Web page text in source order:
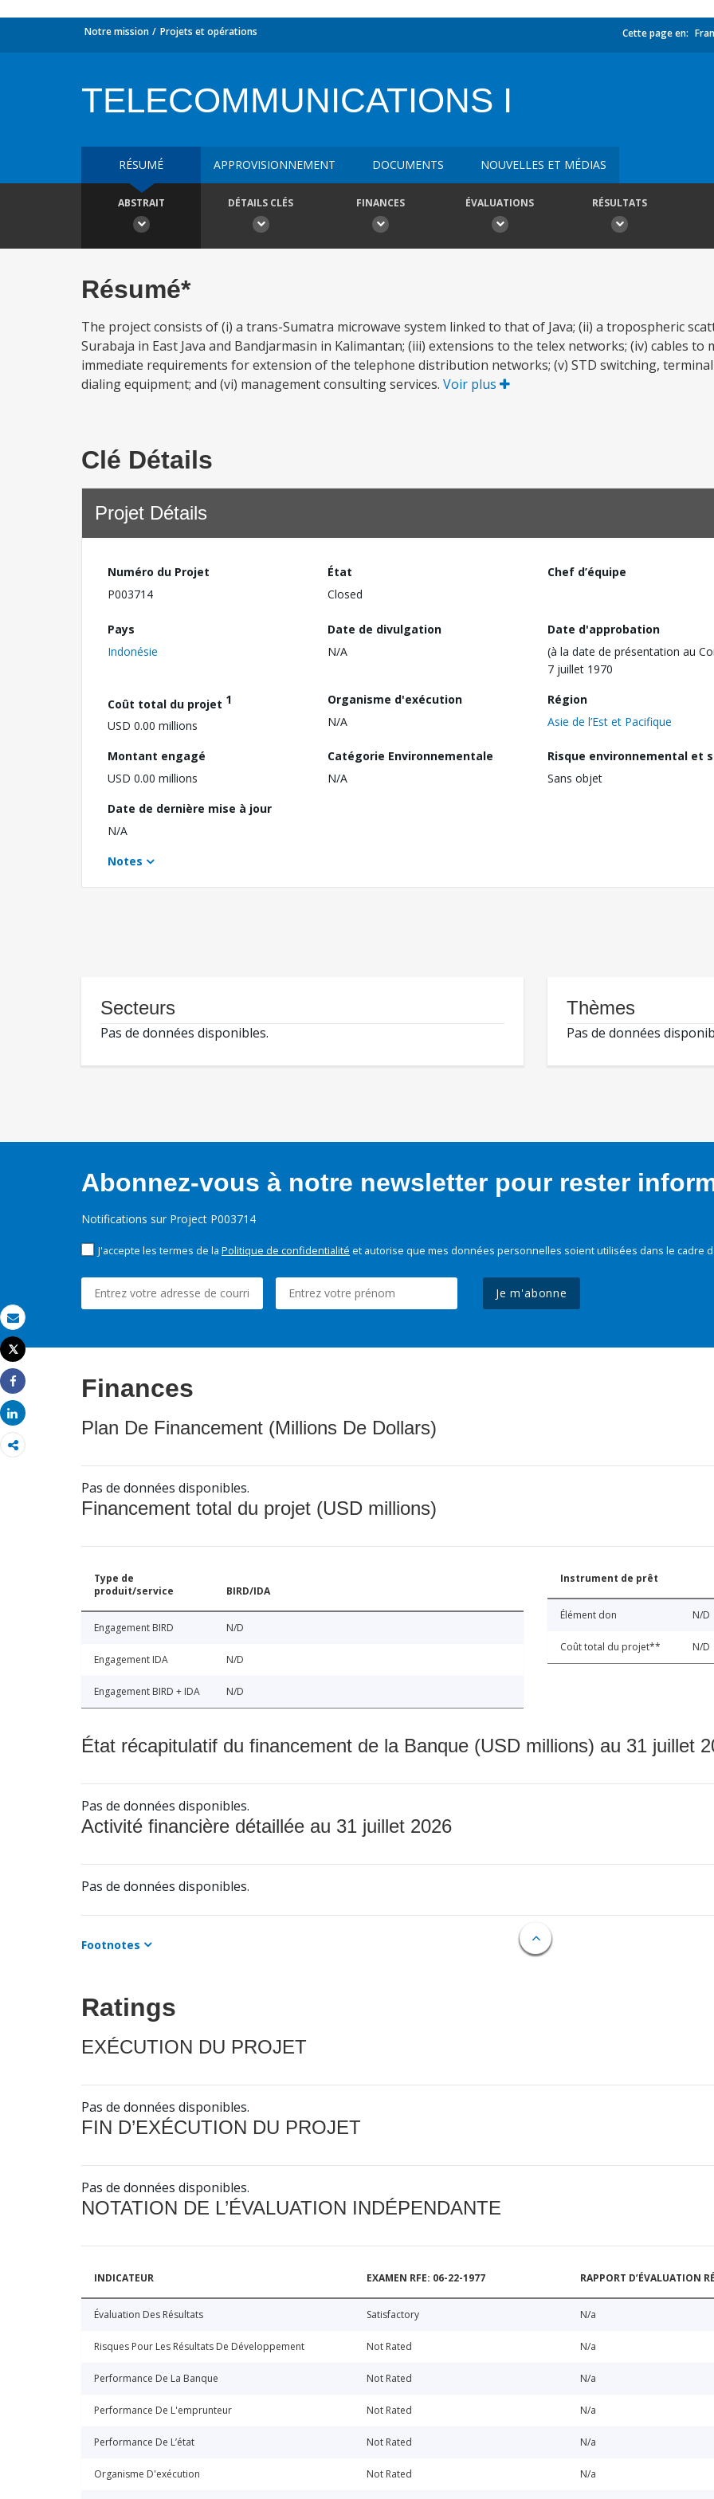
Email
Imprimer
Tweet
Share
Share
Notre mission Projets et opérations Cette page en:
TELECOMMUNICATIONS I
RÉSUMÉ APPROVISIONNEMENT DOCUMENTS NOUVELLES ET MÉDIAS
ABSTRAIT DÉTAILS CLÉS FINANCES ÉVALUATIONS RÉSULTATS
Résumé*
The project consists of (i) a trans-Sumatra microwave system linked to that of Java; (ii) a tropospheric
Surabaja in East Java and Bandjarmasin in Kalimantan; (iii) extensions to the telex networks; (iv) cables to
immediate requirements for extension of the telephone distribution networks; (v) STD switching,
dialing equipment; and (vi) management consulting services. Voir plus
Clé Détails
Projet Détails
Numéro du Projet
P003714
État
Closed
Chef d’équipe
Pays
Indonésie
Date de divulgation
N/A
Date d'approbation
(à la date de présentation au
7 juillet 1970
Coût total du projet 1
USD 0.00 millions
Organisme d'exécution
N/A
Région
Asie de l’Est et Pacifique
Montant engagé
USD 0.00 millions
Catégorie Environnementale
N/A
Risque environnemental et
Sans objet
Date de dernière mise à jour
N/A
Notes
Secteurs
Pas de données disponibles.
Thèmes
Pas de données
Abonnez-vous à notre newsletter pour rester
Notifications sur Project P003714
J'accepte les termes de la Politique de confidentialité et autorise que mes données personnelles soient utilisées dans le cadre
Je m'abonne
Finances
Plan De Financement (Millions De Dollars)
Pas de données disponibles.
Financement total du projet (USD millions)
Type de
produit/service
BIRD/IDA
Engagement BIRD N/D
Engagement IDA N/D
Engagement BIRD + IDA N/D
Instrument de prêt
Élément don N/D
Coût total du projet** N/D
État récapitulatif du financement de la Banque (USD millions) au 31 juillet
Pas de données disponibles.
Activité financière détaillée au 31 juillet 2026
Pas de données disponibles.
Footnotes
Ratings
EXÉCUTION DU PROJET
Pas de données disponibles.
FIN D’EXÉCUTION DU PROJET
Pas de données disponibles.
NOTATION DE L’ÉVALUATION INDÉPENDANTE
INDICATEUR EXAMEN RFE: 06-22-1977 RAPPORT D’ÉVALUATION
Évaluation Des Résultats Satisfactory N/a
Risques Pour Les Résultats De Développement Not Rated N/a
Performance De La Banque Not Rated N/a
Performance De L'emprunteur Not Rated N/a
Performance De L’état Not Rated N/a
Organisme D'exécution Not Rated N/a